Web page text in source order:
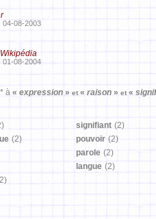
08-2003
08-2004
* à « expression » et « raison » et «
signifiant (2)
(2) pouvoir (2)
parole (2)
langue (2)